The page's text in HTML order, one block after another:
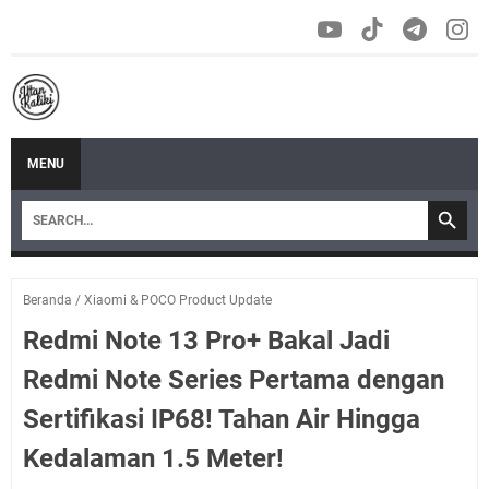
MENU
Beranda / Xiaomi & POCO Product Update
Redmi Note 13 Pro+ Bakal Jadi
Redmi Note Series Pertama dengan
Sertifikasi IP68! Tahan Air Hingga
Kedalaman 1.5 Meter!